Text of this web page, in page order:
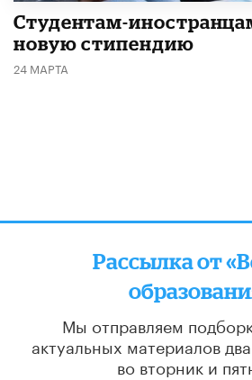
Студентам-
новую стипендию
24 МАРТА
Рассылка от
Мы отправляем
актуальных материалов
во вторник и